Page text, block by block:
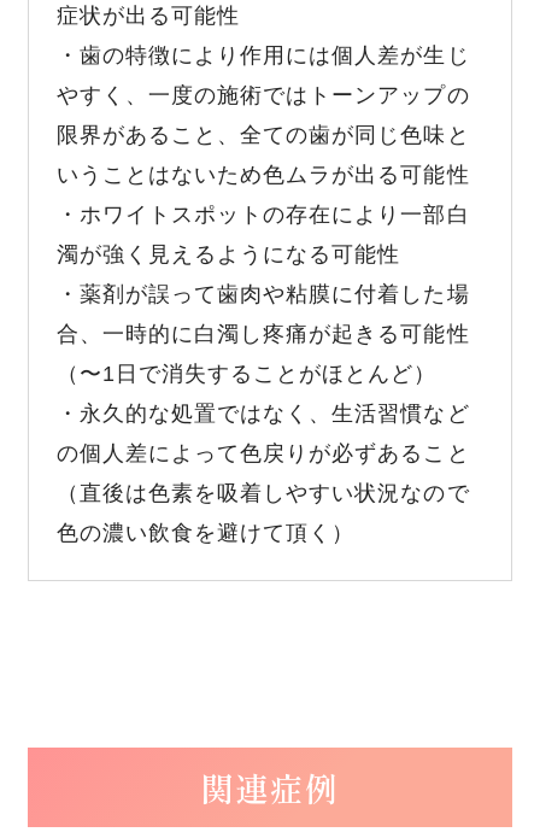
症状が出る可能性
・歯の特徴により作用には個人差が生じ
やすく、一度の施術ではトーンアップの
限界があること、全ての歯が同じ色味と
いうことはないため色ムラが出る可能性
・ホワイトスポットの存在により一部白
濁が強く見えるようになる可能性
・薬剤が誤って歯肉や粘膜に付着した場
合、一時的に白濁し疼痛が起きる可能性
（〜1日で消失することがほとんど）
・永久的な処置ではなく、生活習慣など
の個人差によって色戻りが必ずあること
（直後は色素を吸着しやすい状況なので
色の濃い飲食を避けて頂く）
関連症例